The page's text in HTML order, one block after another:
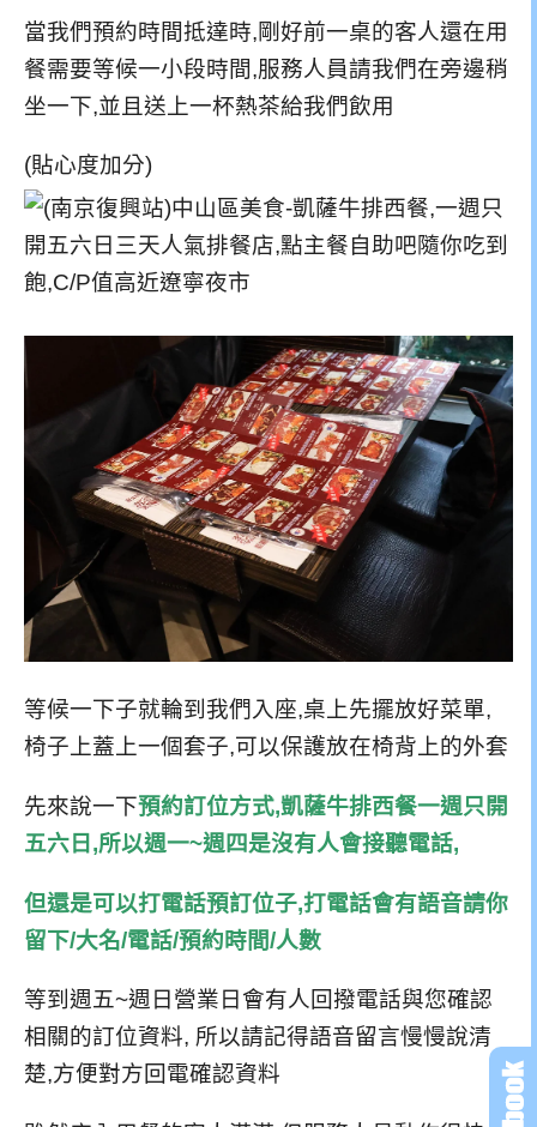
當我們預約時間抵達時,剛好前一桌的客人還在用
餐需要等候一小段時間,服務人員請我們在旁邊稍
坐一下,並且送上一杯熱茶給我們飲用
(貼心度加分)
等候一下子就輪到我們入座,桌上先擺放好菜單,
椅子上蓋上一個套子,可以保護放在椅背上的外套
先來說一下預約訂位方式,凱薩牛排西餐一週只開
五六日,所以週一~週四是沒有人會接聽電話,
但還是可以打電話預訂位子,打電話會有語音請你
留下/大名/電話/預約時間/人數
等到週五~週日營業日會有人回撥電話與您確認
相關的訂位資料, 所以請記得語音留言慢慢說清
楚,方便對方回電確認資料